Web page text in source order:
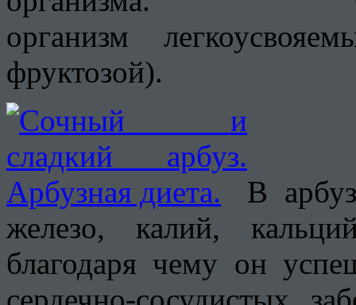
организм
фруктозой).
В
железо, калий,
благодаря чему он